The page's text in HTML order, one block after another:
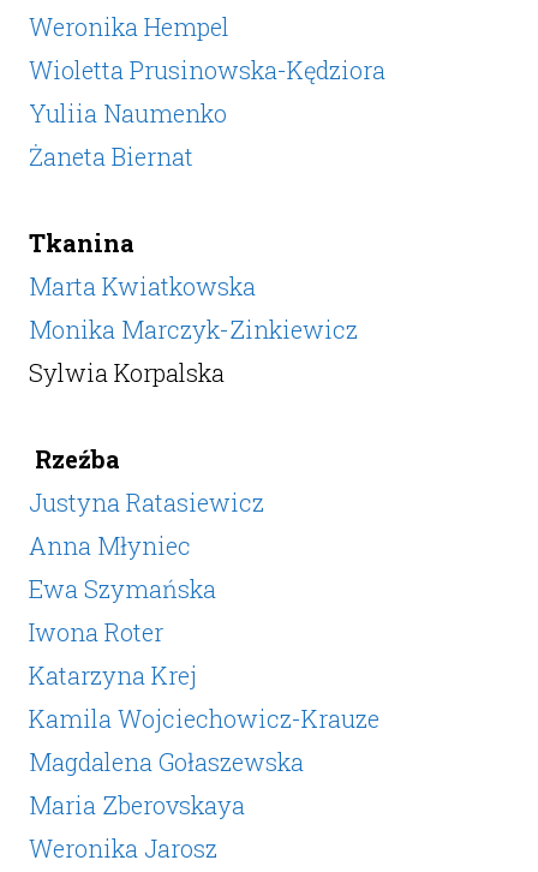
Weronika Hempel
Wioletta Prusinowska-Kędziora
Yuliia Naumenko
Żaneta Biernat
Tkanina
Marta Kwiatkowska
Monika Marczyk-Zinkiewicz
Sylwia Korpalska
Rzeźba
Justyna Ratasiewicz
Anna Młyniec
Ewa Szymańska
Iwona Roter
Katarzyna Krej
Kamila Wojciechowicz-Krauze
Magdalena Gołaszewska
Maria Zberovskaya
Weronika Jarosz